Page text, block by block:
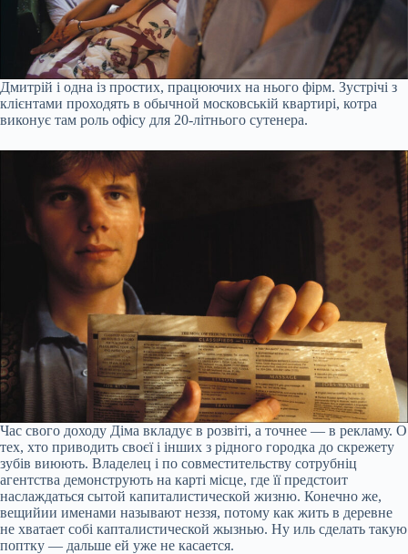
Дмитрій і одна із простих, працюючих на нього фірм. Зустрічі з
клієнтами проходять в обычной московській квартирі, котра
виконує там роль офісу для 20-літнього сутенера.
Час свого доходу Діма вкладує в розвіті, а точнее — в рекламу. О
тех, хто приводить своєї і інших з рідного городка до скрежету
зубів виюють. Владелец і по совместительству сотрубніц
агентства демонструють на карті місце, где її предстоит
наслаждаться сытой капиталистической жизню. Конечно же,
вещийии именами называют неззя, потому как жить в деревне
не хватает собі капталистической жызнью. Ну иль сделать такую
поптку — дальше ей уже не касается.